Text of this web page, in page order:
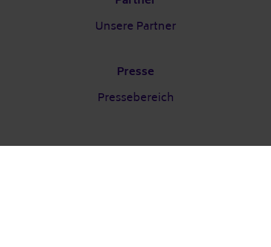
Unsere Partner
Presse
Pressebereich